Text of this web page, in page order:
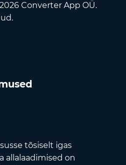
Converter App OÜ.
tõsiselt igas
allalaadimised on